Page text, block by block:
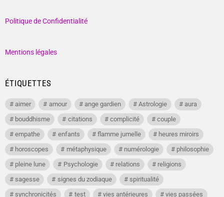
Politique de Confidentialité
Mentions légales
ÉTIQUETTES
aimer amour ange gardien Astrologie
aura
bouddhisme
citations complicité
couple
empathe
enfants flamme jumelle
heures miroirs
horoscopes
métaphysique numérologie
philosophie
pleine lune
Psychologie relations
religions
sagesse
signes du zodiaque
spiritualité
synchronicités
test vies antérieures vies passées